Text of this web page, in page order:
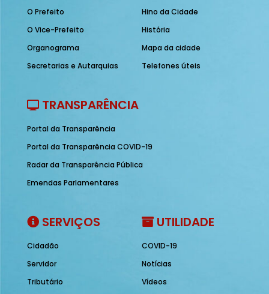
O Prefeito
O Vice-Prefeito
Organograma
Secretarias e Autarquias
Hino da Cidade
História
Mapa da cidade
Telefones úteis
TRANSPARÊNCIA
Portal da Transparência
Portal da Transparência COVID-19
Radar da Transparência Pública
Emendas Parlamentares
SERVIÇOS
Cidadão
Servidor
Tributário
UTILIDADE
COVID-19
Notícias
Vídeos